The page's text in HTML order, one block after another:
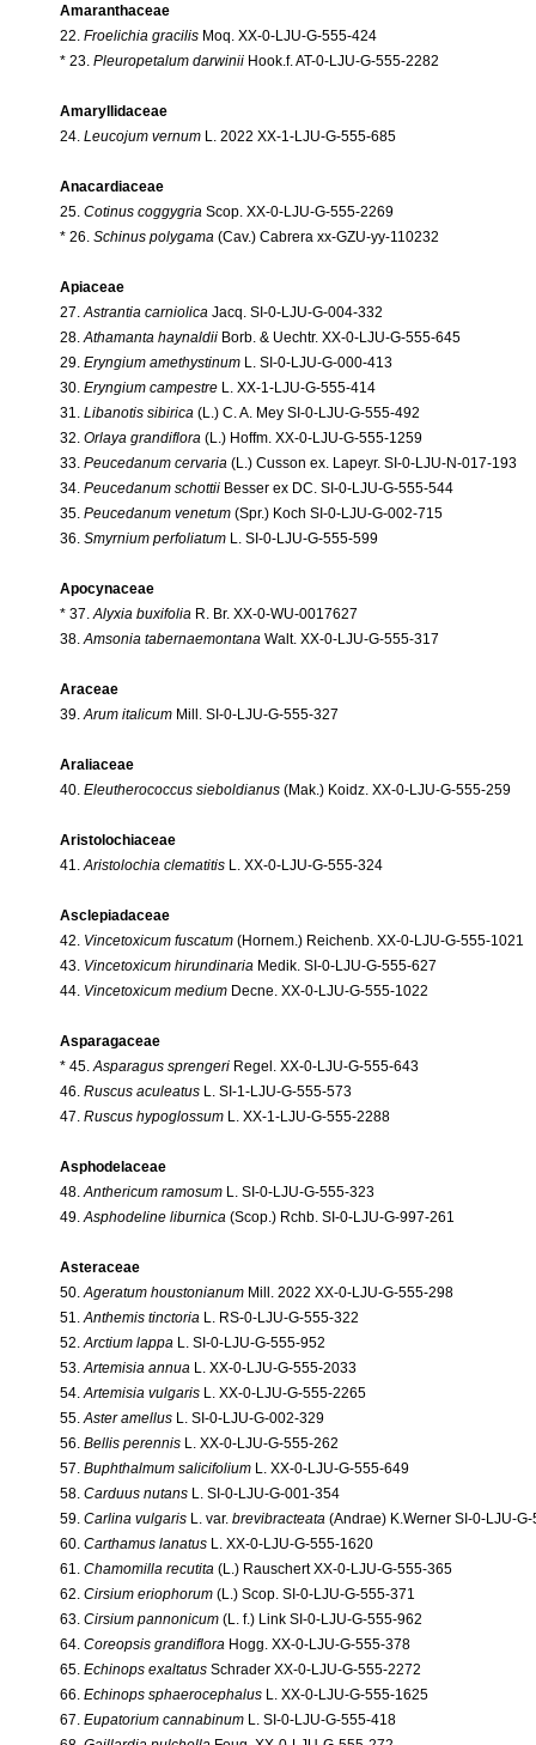
Amaranthaceae
22. Froelichia gracilis Moq. XX-0-LJU-G-555-424
* 23. Pleuropetalum darwinii Hook.f. AT-0-LJU-G-555-2282
Amaryllidaceae
24. Leucojum vernum L. 2022 XX-1-LJU-G-555-685
Anacardiaceae
25. Cotinus coggygria Scop. XX-0-LJU-G-555-2269
* 26. Schinus polygama (Cav.) Cabrera xx-GZU-yy-110232
Apiaceae
27. Astrantia carniolica Jacq. SI-0-LJU-G-004-332
28. Athamanta haynaldii Borb. & Uechtr. XX-0-LJU-G-555-645
29. Eryngium amethystinum L. SI-0-LJU-G-000-413
30. Eryngium campestre L. XX-1-LJU-G-555-414
31. Libanotis sibirica (L.) C. A. Mey SI-0-LJU-G-555-492
32. Orlaya grandiflora (L.) Hoffm. XX-0-LJU-G-555-1259
33. Peucedanum cervaria (L.) Cusson ex. Lapeyr. SI-0-LJU-N-017-193
34. Peucedanum schottii Besser ex DC. SI-0-LJU-G-555-544
35. Peucedanum venetum (Spr.) Koch SI-0-LJU-G-002-715
36. Smyrnium perfoliatum L. SI-0-LJU-G-555-599
Apocynaceae
* 37. Alyxia buxifolia R. Br. XX-0-WU-0017627
38. Amsonia tabernaemontana Walt. XX-0-LJU-G-555-317
Araceae
39. Arum italicum Mill. SI-0-LJU-G-555-327
Araliaceae
40. Eleutherococcus sieboldianus (Mak.) Koidz. XX-0-LJU-G-555-259
Aristolochiaceae
41. Aristolochia clematitis L. XX-0-LJU-G-555-324
Asclepiadaceae
42. Vincetoxicum fuscatum (Hornem.) Reichenb. XX-0-LJU-G-555-1021
43. Vincetoxicum hirundinaria Medik. SI-0-LJU-G-555-627
44. Vincetoxicum medium Decne. XX-0-LJU-G-555-1022
Asparagaceae
* 45. Asparagus sprengeri Regel. XX-0-LJU-G-555-643
46. Ruscus aculeatus L. SI-1-LJU-G-555-573
47. Ruscus hypoglossum L. XX-1-LJU-G-555-2288
Asphodelaceae
48. Anthericum ramosum L. SI-0-LJU-G-555-323
49. Asphodeline liburnica (Scop.) Rchb. SI-0-LJU-G-997-261
Asteraceae
50. Ageratum houstonianum Mill. 2022 XX-0-LJU-G-555-298
51. Anthemis tinctoria L. RS-0-LJU-G-555-322
52. Arctium lappa L. SI-0-LJU-G-555-952
53. Artemisia annua L. XX-0-LJU-G-555-2033
54. Artemisia vulgaris L. XX-0-LJU-G-555-2265
55. Aster amellus L. SI-0-LJU-G-002-329
56. Bellis perennis L. XX-0-LJU-G-555-262
57. Buphthalmum salicifolium L. XX-0-LJU-G-555-649
58. Carduus nutans L. SI-0-LJU-G-001-354
59. Carlina vulgaris L. var. brevibracteata (Andrae) K.Werner SI-0-LJU-
60. Carthamus lanatus L. XX-0-LJU-G-555-1620
61. Chamomilla recutita (L.) Rauschert XX-0-LJU-G-555-365
62. Cirsium eriophorum (L.) Scop. SI-0-LJU-G-555-371
63. Cirsium pannonicum (L. f.) Link SI-0-LJU-G-555-962
64. Coreopsis grandiflora Hogg. XX-0-LJU-G-555-378
65. Echinops exaltatus Schrader XX-0-LJU-G-555-2272
66. Echinops sphaerocephalus L. XX-0-LJU-G-555-1625
67. Eupatorium cannabinum L. SI-0-LJU-G-555-418